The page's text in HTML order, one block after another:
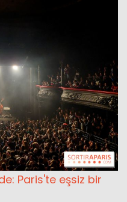
Paris'te eşsiz bir